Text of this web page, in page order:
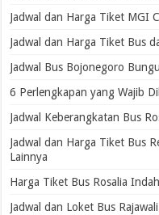
Jadwal dan Harga Tiket MGI
Jadwal dan Harga Tiket Bus
Jadwal Bus Bojonegoro
6 Perlengkapan yang Wajib
Jadwal Keberangkatan Bus
Jadwal dan Harga Tiket Bus
Lainnya
Harga Tiket Bus Rosalia
Jadwal dan Loket Bus